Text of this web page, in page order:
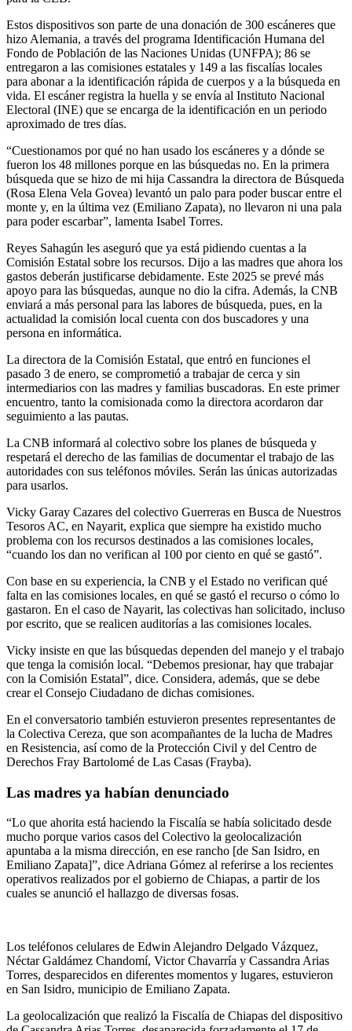
Estos dispositivos son parte de una donación de 300 escáneres que
hizo Alemania, a través del programa Identificación Humana del
Fondo de Población de las Naciones Unidas (UNFPA); 86 se
entregaron a las comisiones estatales y 149 a las fiscalías locales
para abonar a la identificación rápida de cuerpos y a la búsqueda en
vida. El escáner registra la huella y se envía al Instituto Nacional
Electoral (INE) que se encarga de la identificación en un periodo
aproximado de tres días.
“Cuestionamos por qué no han usado los escáneres y a dónde se
fueron los 48 millones porque en las búsquedas no. En la primera
búsqueda que se hizo de mi hija Cassandra la directora de Búsqueda
(Rosa Elena Vela Govea) levantó un palo para poder buscar entre el
monte y, en la última vez (Emiliano Zapata), no llevaron ni una pala
para poder escarbar”, lamenta Isabel Torres.
Reyes Sahagún les aseguró que ya está pidiendo cuentas a la
Comisión Estatal sobre los recursos. Dijo a las madres que ahora los
gastos deberán justificarse debidamente. Este 2025 se prevé más
apoyo para las búsquedas, aunque no dio la cifra. Además, la CNB
enviará a más personal para las labores de búsqueda, pues, en la
actualidad la comisión local cuenta con dos buscadores y una
persona en informática.
La directora de la Comisión Estatal, que entró en funciones el
pasado 3 de enero, se comprometió a trabajar de cerca y sin
intermediarios con las madres y familias buscadoras. En este primer
encuentro, tanto la comisionada como la directora acordaron dar
seguimiento a las pautas.
La CNB informará al colectivo sobre los planes de búsqueda y
respetará el derecho de las familias de documentar el trabajo de las
autoridades con sus teléfonos móviles. Serán las únicas autorizadas
para usarlos.
Vicky Garay Cazares del colectivo Guerreras en Busca de Nuestros
Tesoros AC, en Nayarit, explica que siempre ha existido mucho
problema con los recursos destinados a las comisiones locales,
“cuando los dan no verifican al 100 por ciento en qué se gastó”.
Con base en su experiencia, la CNB y el Estado no verifican qué
falta en las comisiones locales, en qué se gastó el recurso o cómo lo
gastaron. En el caso de Nayarit, las colectivas han solicitado, incluso
por escrito, que se realicen auditorías a las comisiones locales.
Vicky insiste en que las búsquedas dependen del manejo y el trabajo
que tenga la comisión local. “Debemos presionar, hay que trabajar
con la Comisión Estatal”, dice. Considera, además, que se debe
crear el Consejo Ciudadano de dichas comisiones.
En el conversatorio también estuvieron presentes representantes de
la Colectiva Cereza, que son acompañantes de la lucha de Madres
en Resistencia, así como de la Protección Civil y del Centro de
Derechos Fray Bartolomé de Las Casas (Frayba).
Las madres ya habían denunciado
“Lo que ahorita está haciendo la Fiscalía se había solicitado desde
mucho porque varios casos del Colectivo la geolocalización
apuntaba a la misma dirección, en ese rancho [de San Isidro, en
Emiliano Zapata]”, dice Adriana Gómez al referirse a los recientes
operativos realizados por el gobierno de Chiapas, a partir de los
cuales se anunció el hallazgo de diversas fosas.
Los teléfonos celulares de Edwin Alejandro Delgado Vázquez,
Néctar Galdámez Chandomí, Victor Chavarría y Cassandra Arias
Torres, desparecidos en diferentes momentos y lugares, estuvieron
en San Isidro, municipio de Emiliano Zapata.
La geolocalización que realizó la Fiscalía de Chiapas del dispositivo